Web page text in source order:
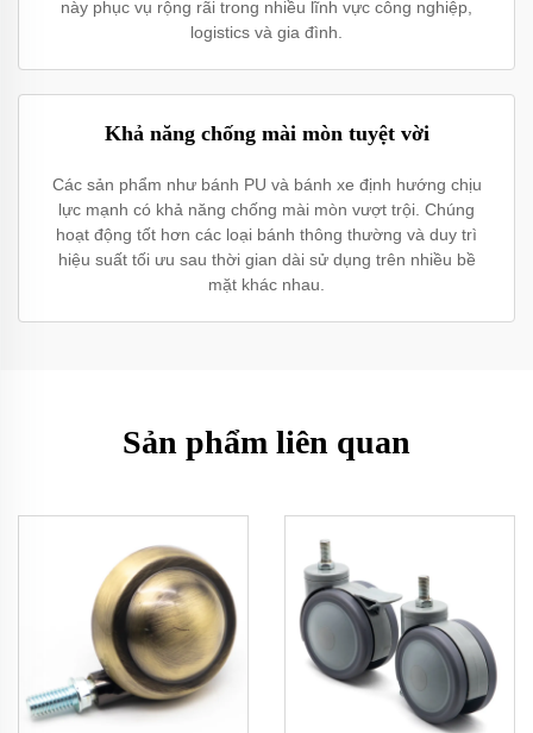
này phục vụ rộng rãi trong nhiều lĩnh vực công nghiệp,
logistics và gia đình.
Khả năng chống mài mòn tuyệt vời
Các sản phẩm như bánh PU và bánh xe định hướng chịu
lực mạnh có khả năng chống mài mòn vượt trội. Chúng
hoạt động tốt hơn các loại bánh thông thường và duy trì
hiệu suất tối ưu sau thời gian dài sử dụng trên nhiều bề
mặt khác nhau.
Sản phẩm liên quan